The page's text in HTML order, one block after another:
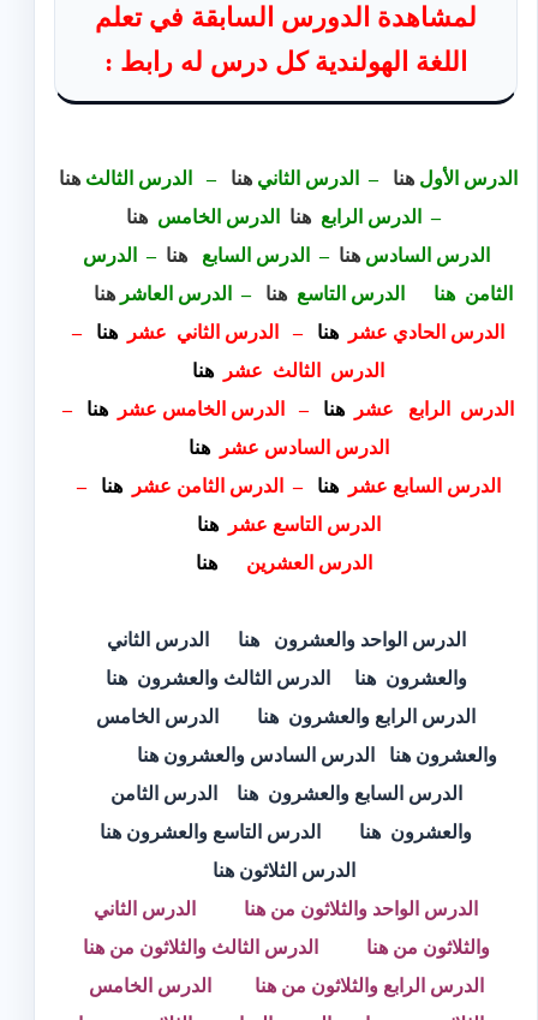
لمشاهدة الدورس السابقة في تعلم
اللغة الهولندية كل درس له رابط :
الدرس الأول هنا – الدرس الثاني هنا – الدرس الثالث هنا
–
الدرس الرابع هنا الدرس الخامس هنا
الدرس السادسهنا – الدرس السابعهنا –
الدرس
الثامنهنا الدرس التاسعهنا – الدرس العاشرهنا
الدرس الحادي عشر هنا – الدرس الثاني عشر هنا
–
الدرس الثالث عشر هنا
الدرس الرابع عشر هنا – الدرس الخامس عشر هنا
–
الدرس السادس عشرهنا
الدرس السابع عشرهنا – الدرس الثامن عشرهنا
–
الدرس التاسع عشرهنا
الدرس العشرين
هنا
الدرس الواحد والعشرونهنا
الدرس الثاني
والعشرونهنا الدرس الثالث والعشرونهنا
الدرس الرابع والعشرون هنا
الدرس الخامس
والعشرون هنا الدرس السادس والعشرون هنا
الدرس السابع والعشرون هنا
الدرس الثامن
والعشرون هنا الدرس التاسع والعشرون هنا
الدرس الثلاثونهنا
الدرس الواحد والثلاثون من هنا
الدرس الثاني
والثلاثون من هنا الدرس الثالث والثلاثون من هنا
الدرس الرابع والثلاثون من هنا
الدرس الخامس